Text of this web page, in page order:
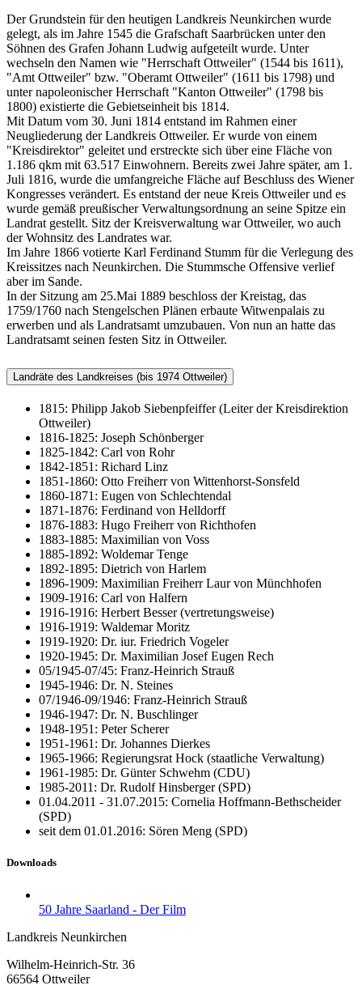
Der Grundstein für den heutigen Landkreis Neunkirchen wurde
gelegt, als im Jahre 1545 die Grafschaft Saarbrücken unter den
Söhnen des Grafen Johann Ludwig aufgeteilt wurde. Unter
wechseln den Namen wie "Herrschaft Ottweiler" (1544 bis 1611),
"Amt Ottweiler" bzw. "Oberamt Ottweiler" (1611 bis 1798) und
unter napoleonischer Herrschaft "Kanton Ottweiler" (1798 bis
1800) existierte die Gebietseinheit bis 1814.
Mit Datum vom 30. Juni 1814 entstand im Rahmen einer
Neugliederung der Landkreis Ottweiler. Er wurde von einem
"Kreisdirektor" geleitet und erstreckte sich über eine Fläche von
1.186 qkm mit 63.517 Einwohnern. Bereits zwei Jahre später, am 1.
Juli 1816, wurde die umfangreiche Fläche auf Beschluss des Wiener
Kongresses verändert. Es entstand der neue Kreis Ottweiler und es
wurde gemäß preußischer Verwaltungsordnung an seine Spitze ein
Landrat gestellt. Sitz der Kreisverwaltung war Ottweiler, wo auch
der Wohnsitz des Landrates war.
Im Jahre 1866 votierte Karl Ferdinand Stumm für die Verlegung des
Kreissitzes nach Neunkirchen. Die Stummsche Offensive verlief
aber im Sande.
In der Sitzung am 25.Mai 1889 beschloss der Kreistag, das
1759/1760 nach Stengelschen Plänen erbaute Witwenpalais zu
erwerben und als Landratsamt umzubauen. Von nun an hatte das
Landratsamt seinen festen Sitz in Ottweiler.
Landräte des Landkreises (bis 1974 Ottweiler)
1815: Philipp Jakob Siebenpfeiffer (Leiter der Kreisdirektion
Ottweiler)
1816-1825: Joseph Schönberger
1825-1842: Carl von Rohr
1842-1851: Richard Linz
1851-1860: Otto Freiherr von Wittenhorst-Sonsfeld
1860-1871: Eugen von Schlechtendal
1871-1876: Ferdinand von Helldorff
1876-1883: Hugo Freiherr von Richthofen
1883-1885: Maximilian von Voss
1885-1892: Woldemar Tenge
1892-1895: Dietrich von Harlem
1896-1909: Maximilian Freiherr Laur von Münchhofen
1909-1916: Carl von Halfern
1916-1916: Herbert Besser (vertretungsweise)
1916-1919: Waldemar Moritz
1919-1920: Dr. iur. Friedrich Vogeler
1920-1945: Dr. Maximilian Josef Eugen Rech
05/1945-07/45: Franz-Heinrich Strauß
1945-1946: Dr. N. Steines
07/1946-09/1946: Franz-Heinrich Strauß
1946-1947: Dr. N. Buschlinger
1948-1951: Peter Scherer
1951-1961: Dr. Johannes Dierkes
1965-1966: Regierungsrat Hock (staatliche Verwaltung)
1961-1985: Dr. Günter Schwehm (CDU)
1985-2011: Dr. Rudolf Hinsberger (SPD)
01.04.2011 - 31.07.2015: Cornelia Hoffmann-Bethscheider
(SPD)
seit dem 01.01.2016: Sören Meng (SPD)
Downloads
50 Jahre Saarland - Der Film
Landkreis Neunkirchen
Wilhelm-Heinrich-Str. 36
66564 Ottweiler